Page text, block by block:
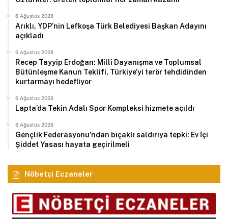
6 Ağustos 2026
Arıklı, YDP’nin Lefkoşa Türk Belediyesi Başkan Adayını
açıkladı
6 Ağustos 2026
Recep Tayyip Erdoğan: Millî Dayanışma ve Toplumsal
Bütünleşme Kanun Teklifi, Türkiye’yi terör tehdidinden
kurtarmayı hedefliyor
6 Ağustos 2026
Lapta’da Tekin Adalı Spor Kompleksi hizmete açıldı
6 Ağustos 2026
Gençlik Federasyonu’ndan bıçaklı saldırıya tepki: Ev İçi
Şiddet Yasası hayata geçirilmeli
Nöbetçi Eczaneler